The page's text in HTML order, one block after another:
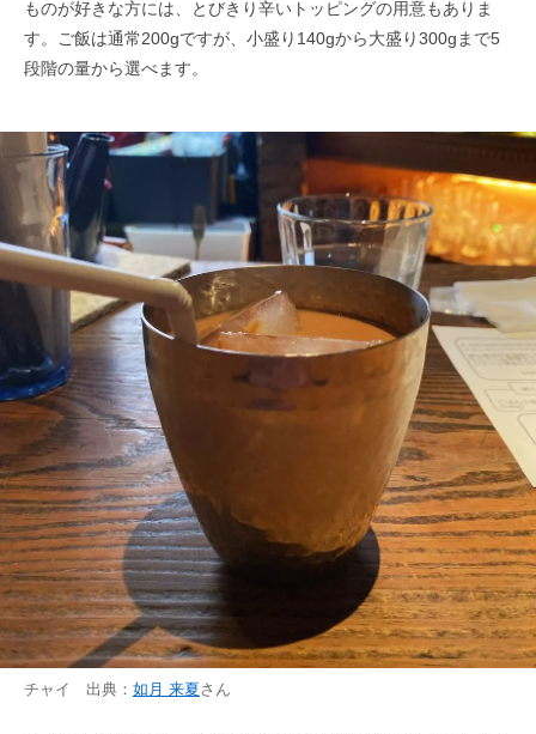
ものが好きな方には、とびきり辛いトッピングの用意もありま
す。ご飯は通常200gですが、小盛り140gから大盛り300gまで5
段階の量から選べます。
チャイ 出典： 如月 来夏さん